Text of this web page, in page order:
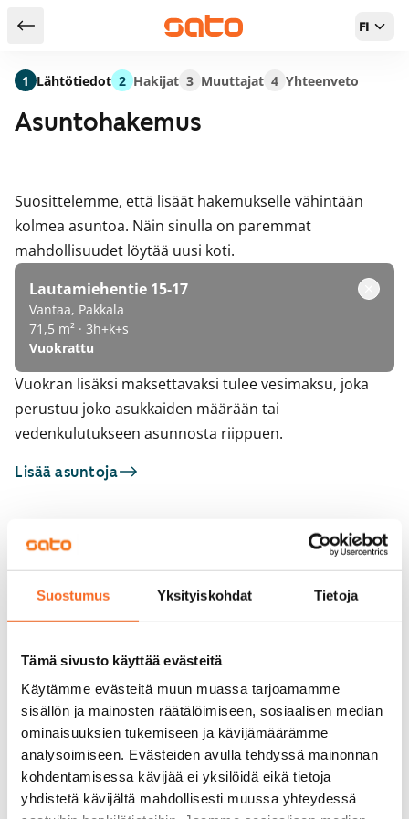
Suostumus Yksityiskohdat Tietoja
Tämä sivusto käyttää evästeitä
Käytämme evästeitä muun muassa tarjoamamme
sisällön ja mainosten räätälöimiseen, sosiaalisen median
ominaisuuksien tukemiseen ja kävijämäärämme
analysoimiseen. Evästeiden avulla tehdyssä mainonnan
kohdentamisessa kävijää ei yksilöidä eikä tietoja
yhdistetä kävijältä mahdollisesti muussa yhteydessä
Takaisin hakutuloksiin FI
Asuntohakemus
Suosittelemme, että lisäät hakemukselle vähintään
kolmea asuntoa. Näin sinulla on paremmat
mahdollisuudet löytää uusi koti.
Lautamiehentie 15-17
Vantaa, Pakkala
71,5 m² · 3h+k+s
Vuokrattu
Vuokran lisäksi maksettavaksi tulee vesimaksu, joka
perustuu joko asukkaiden määrään tai
vedenkulutukseen asunnosta riippuen.
Lisää asuntoja
Sinua saattaisi kiinnostaa myös
1/22
ARA
Krakantie 2 a
Vantaa, Pakkala
Heti vapaa
1/18
Väinö Tannerin tie
Vantaa, Pakkala
1 Lähtötiedot 2 Hakijat 3 Muuttajat 4 Yhteenveto